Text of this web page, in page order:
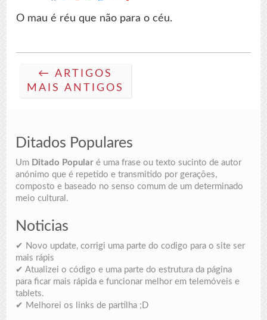
O mau é réu que não para o céu.
← ARTIGOS
MAIS ANTIGOS
Ditados Populares
Um Ditado Popular é uma frase ou texto sucinto de autor
anónimo que é repetido e transmitido por gerações,
composto e baseado no senso comum de um determinado
meio cultural.
Noticias
✔ Novo update, corrigi uma parte do codigo para o site ser
mais rápis
✔ Atualizei o código e uma parte do estrutura da página
para ficar mais rápida e funcionar melhor em telemóveis e
tablets.
✔ Melhorei os links de partilha ;D